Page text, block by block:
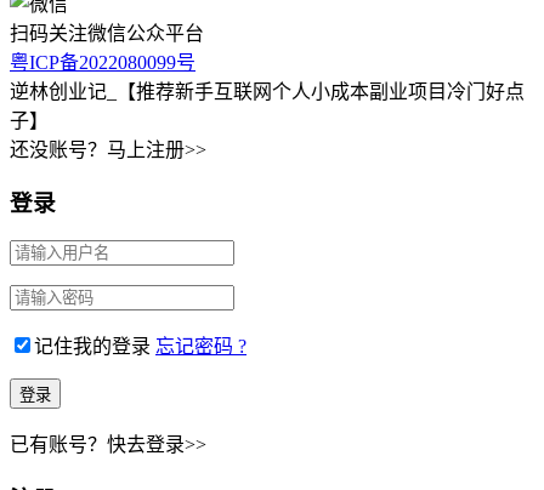
扫码关注微信公众平台
粤ICP备2022080099号
逆林创业记_【推荐新手互联网个人小成本副业项目冷门好点
子】
还没账号？马上注册>>
登录
记住我的登录 忘记密码 ?
已有账号？快去登录>>